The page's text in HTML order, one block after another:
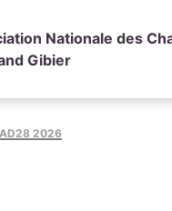
Nationale des
Gibier
2026